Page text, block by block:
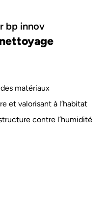
matériaux
et valorisant à l’habitat
contre l’humidité